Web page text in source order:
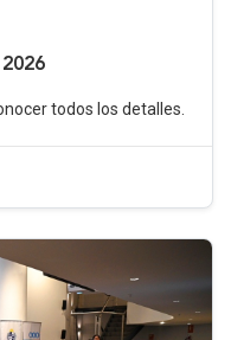
todos los detalles.